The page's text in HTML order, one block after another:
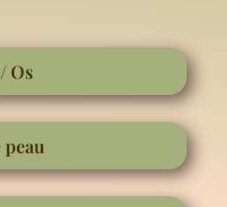
Os
peau